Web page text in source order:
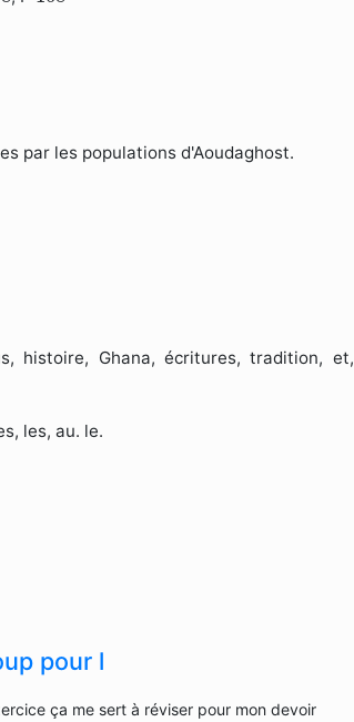
par les populations d'Aoudaghost.
histoire, Ghana, écritures, tradition, et,
les, au. le.
pour l
ça me sert à réviser pour mon devoir